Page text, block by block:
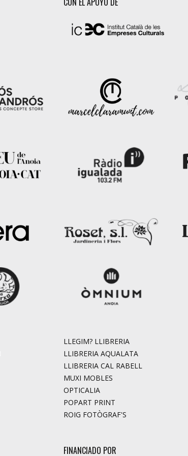
LLEGIM? LLIBRERIA
LLIBRERIA AQUALATA
LLIBRERIA CAL RABELL
MUXI MOBLES
OPTICALIA
POPART PRINT
ROIG FOTÒGRAF'S
FINANCIADO POR